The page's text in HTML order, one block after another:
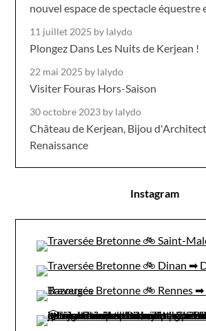
nouvel espace de spectacle équestre
11 juillet 2025 by lalydo
Plongez Dans Les Nuits de Kerjean !
22 mai 2025 by lalydo
Visiter Fouras Hors-Saison
30 octobre 2023 by lalydo
Château de Kerjean, Bijou
Renaissance
Instagram